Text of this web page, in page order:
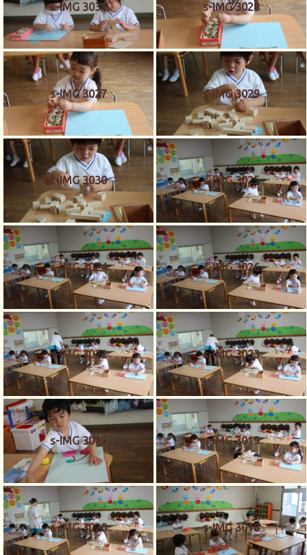
s-IMG 3031 s-IMG 3028
s-IMG 3027 s-IMG 3029
s-IMG 3030 s-IMG 3025
s-IMG 3024 s-IMG 3026
s-IMG 3022 s-IMG 3023
s-IMG 3017 s-IMG 3019
s-IMG 3020 s-IMG 3018